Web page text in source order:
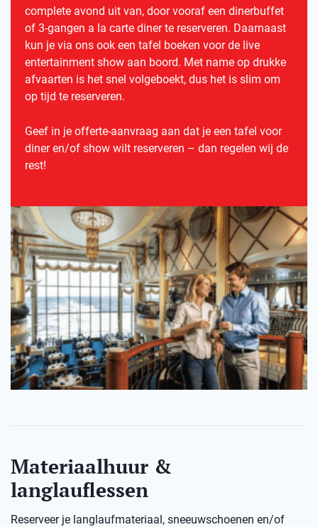
complete avond uit van, door vooraf een dinerbuffet
of 3-gangen a la carte diner te reserveren. Daarnaast
kun je via ons ook een tafel boeken voor de live
entertainment show aan boord. Met name op drukke
afvaarten is het snel volgeboekt, dus het is slim om
op tijd te reserveren.
Geef in je offerte-aanvraag aan dat je een tafel voor
diner en/of show wilt reserveren – dan regelen wij de
rest!
Materiaalhuur &
langlauflessen
Reserveer je langlaufmateriaal, sneeuwschoenen en/of